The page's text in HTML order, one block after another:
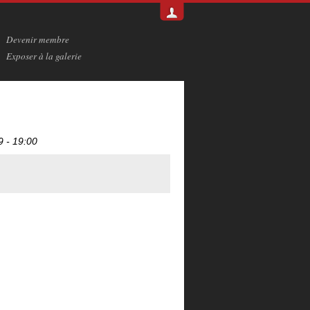
Devenir membre
Exposer à la galerie
- 19:00